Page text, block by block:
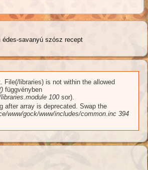
édes-savanyú szósz recept
File(/libraries) is not within the allowed
függvényben
100 sor).
after array is deprecated. Swap the
www/gock/www/includes/common.inc 394